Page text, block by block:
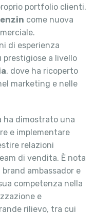
portfolio clienti,
come nuova
di esperienza
a livello
, dove ha ricoperto
marketing e nelle
ha dimostrato una
e implementare
relazioni
di vendita. È nota
ambassador e
competenza nella
e
rilievo, tra cui